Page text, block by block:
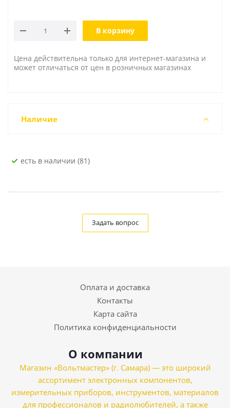
В корзину
Цена действительна только для интернет-магазина и
может отличаться от цен в розничных магазинах
Наличие
Есть в наличии (81)
Задать вопрос
Оплата и доставка
Контакты
Карта сайта
Политика конфиденциальности
О компании
Магазин «Вольтмастер» (г. Самара) — это широкий
ассортимент электронных компонентов,
измерительных приборов, инструментов, материалов
для профессионалов и радиолюбителей, а также